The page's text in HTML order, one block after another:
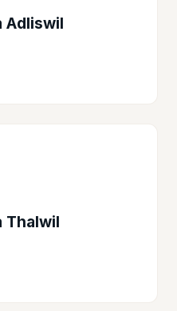
Adliswil
Thalwil